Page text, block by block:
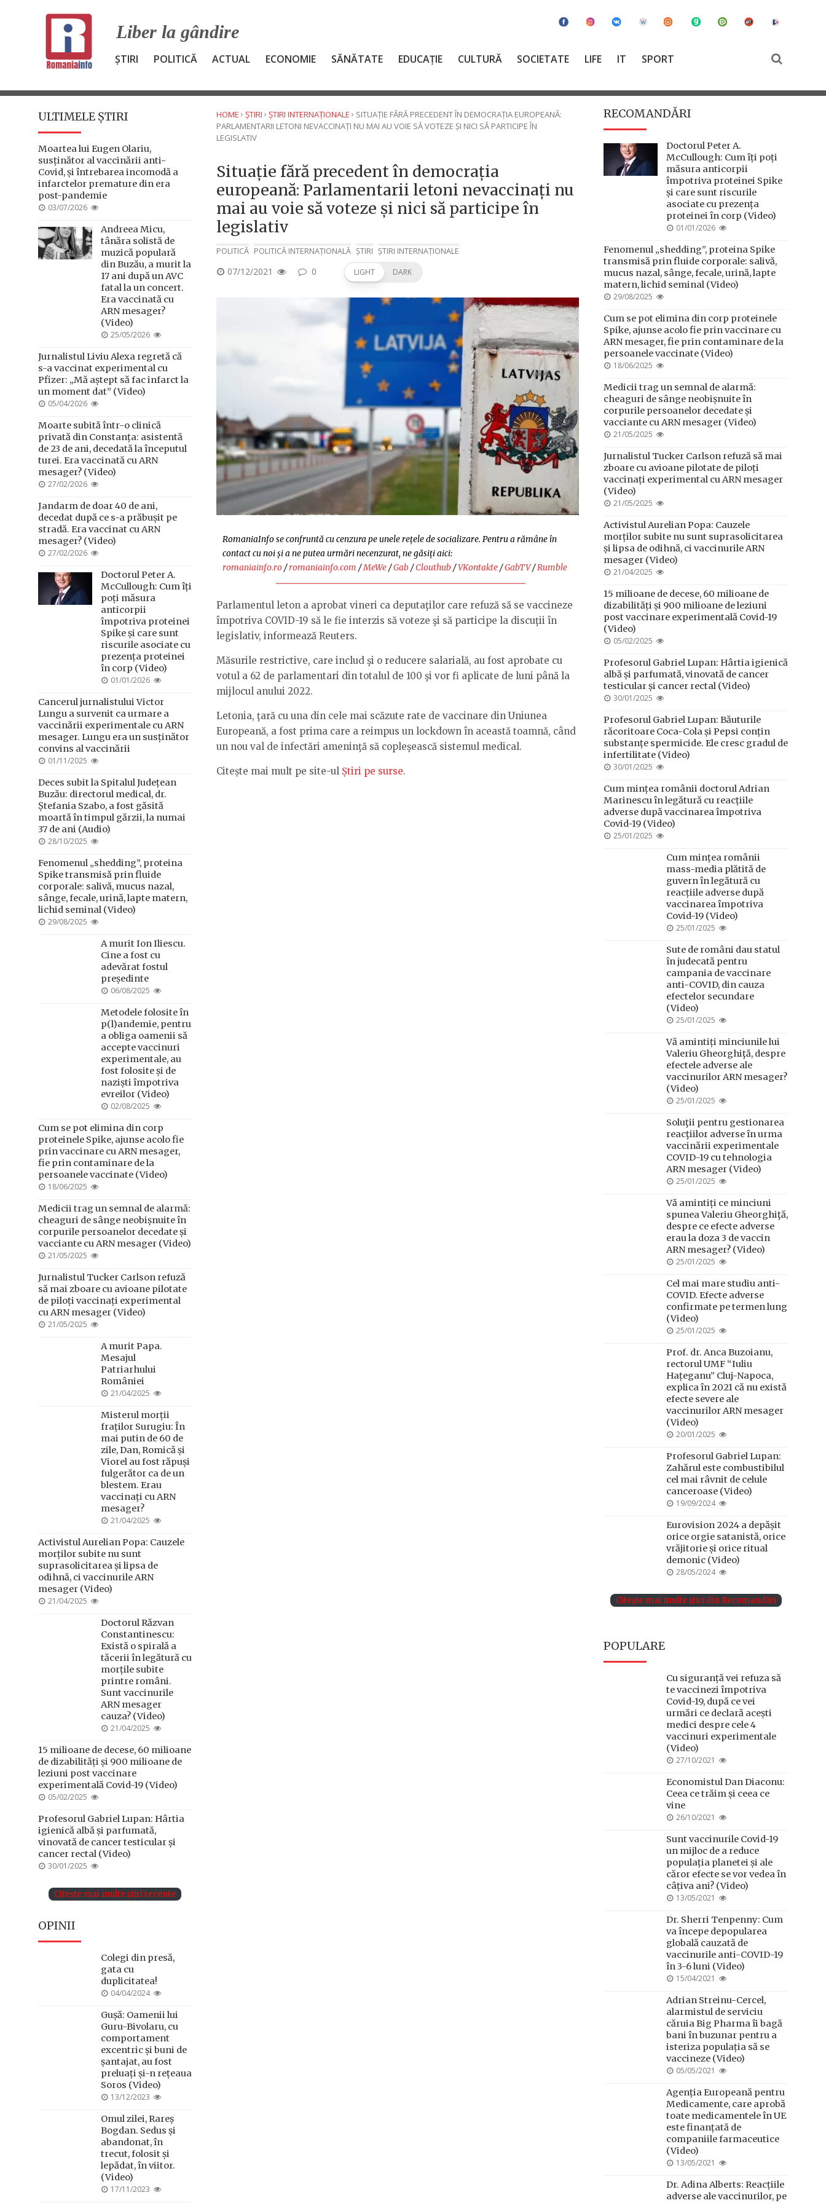
Liber la gândire
ȘTIRI POLITICĂ ACTUAL ECONOMIE SĂNĂTATE EDUCAȚIE CULTURĂ SOCIETATE LIFE IT SPORT
ULTIMELE ȘTIRI
Moartea lui Eugen Olariu,
susținător al vaccinării anti-
Covid, și întrebarea incomodă a
infarctelor premature din era
post-pandemie
POSTED
03/07/2026
Andreea Micu,
tânăra solistă de
muzică populară
din Buzău, a murit la
17 ani după un AVC
fatal la un concert.
Era vaccinată cu
ARN mesager?
(Video)
POSTED
25/05/2026
Jurnalistul Liviu Alexa regretă că
s-a vaccinat experimental cu
Pfizer: „Mă aștept să fac infarct la
un moment dat” (Video)
POSTED
05/04/2026
Moarte subită într-o clinică
privată din Constanța: asistentă
de 23 de ani, decedată la începutul
turei. Era vaccinată cu ARN
mesager? (Video)
POSTED
27/02/2026
Jandarm de doar 40 de ani,
decedat după ce s-a prăbușit pe
stradă. Era vaccinat cu ARN
mesager? (Video)
POSTED
27/02/2026
Doctorul Peter A.
McCullough: Cum îți
poți măsura
anticorpii
împotriva proteinei
Spike și care sunt
riscurile asociate cu
prezența proteinei
în corp (Video)
POSTED
01/01/2026
Cancerul jurnalistului Victor
Lungu a survenit ca urmare a
vaccinării experimentale cu ARN
mesager. Lungu era un susținător
convins al vaccinării
POSTED
01/11/2025
Deces subit la Spitalul Județean
Buzău: directorul medical, dr.
Ștefania Szabo, a fost găsită
moartă în timpul gărzii, la numai
37 de ani (Audio)
POSTED
28/10/2025
Fenomenul „shedding”, proteina
Spike transmisă prin fluide
corporale: salivă, mucus nazal,
sânge, fecale, urină, lapte matern,
lichid seminal (Video)
POSTED
29/08/2025
A murit Ion Iliescu.
Cine a fost cu
adevărat fostul
președinte
POSTED
06/08/2025
Metodele folosite în
p(l)andemie, pentru
a obliga oamenii să
accepte vaccinuri
experimentale, au
fost folosite și de
naziști împotriva
evreilor (Video)
POSTED
02/08/2025
Cum se pot elimina din corp
proteinele Spike, ajunse acolo fie
prin vaccinare cu ARN mesager,
fie prin contaminare de la
persoanele vaccinate (Video)
POSTED
18/06/2025
Medicii trag un semnal de alarmă:
cheaguri de sânge neobișnuite în
corpurile persoanelor decedate și
vacciante cu ARN mesager (Video)
POSTED
21/05/2025
Jurnalistul Tucker Carlson refuză
să mai zboare cu avioane pilotate
de piloți vaccinați experimental
cu ARN mesager (Video)
POSTED
21/05/2025
A murit Papa.
Mesajul
Patriarhului
României
POSTED
21/04/2025
Misterul morții
fraților Surugiu: În
mai putin de 60 de
zile, Dan, Romică și
Viorel au fost răpuși
fulgerător ca de un
blestem. Erau
vaccinați cu ARN
mesager?
POSTED
21/04/2025
Activistul Aurelian Popa: Cauzele
morților subite nu sunt
suprasolicitarea și lipsa de
odihnă, ci vaccinurile ARN
mesager (Video)
POSTED
21/04/2025
Doctorul Răzvan
Constantinescu:
Există o spirală a
tăcerii în legătură cu
morțile subite
printre români.
Sunt vaccinurile
ARN mesager
cauza? (Video)
POSTED
21/04/2025
15 milioane de decese, 60 milioane
de dizabilități și 900 milioane de
leziuni post vaccinare
experimentală Covid-19 (Video)
POSTED
05/02/2025
Profesorul Gabriel Lupan: Hârtia
igienică albă și parfumată,
vinovată de cancer testicular și
cancer rectal (Video)
POSTED
30/01/2025
Citește mai multe știri recente
OPINII
Colegi din presă,
gata cu
duplicitatea!
POSTED
04/04/2024
Gușă: Oamenii lui
Guru-Bivolaru, cu
comportament
excentric și buni de
șantajat, au fost
preluați și-n rețeaua
Soros (Video)
POSTED
13/12/2023
Omul zilei, Rareș
Bogdan. Sedus și
abandonat, în
trecut, folosit și
lepădat, în viitor.
(Video)
POSTED
17/11/2023
HOME › ȘTIRI › ȘTIRI INTERNAȚIONALE › SITUAȚIE FĂRĂ PRECEDENT ÎN DEMOCRAȚIA EUROPEANĂ:
PARLAMENTARII LETONI NEVACCINAȚI NU MAI AU VOIE SĂ VOTEZE ȘI NICI SĂ PARTICIPE ÎN
LEGISLATIV
Situație fără precedent în democrația
europeană: Parlamentarii letoni nevaccinați nu
mai au voie să voteze și nici să participe în
legislativ
POLITICĂ POLITICĂ INTERNAȚIONALĂ ȘTIRI ȘTIRI INTERNAȚIONALE
POSTED
07/12/2021 0 LIGHT DARK
RomaniaInfo se confruntă cu cenzura pe unele rețele de socializare. Pentru a rămâne în
contact cu noi și a ne putea urmări necenzurat, ne găsiți aici:
romaniainfo.ro/romaniainfo.com /MeWe/Gab /Clouthub /VKontakte/GabTV/Rumble
Parlamentul leton a aprobat vineri ca deputaţilor care refuză să se vaccineze
împotriva COVID-19 să le fie interzis să voteze şi să participe la discuţii în
legislativ, informează Reuters.
Măsurile restrictive, care includ şi o reducere salarială, au fost aprobate cu
votul a 62 de parlamentari din totalul de 100 şi vor fi aplicate de luni până la
mijlocul anului 2022.
Letonia, ţară cu una din cele mai scăzute rate de vaccinare din Uniunea
Europeană, a fost prima care a reimpus un lockdown în această toamnă, când
un nou val de infectări ameninţă să copleşească sistemul medical.
Citește mai mult pe site-ul Știri pe surse.
RECOMANDĂRI
Doctorul Peter A.
McCullough: Cum îți poți
măsura anticorpii
împotriva proteinei Spike
și care sunt riscurile
asociate cu prezența
proteinei în corp (Video)
POSTED
01/01/2026
Fenomenul „shedding”, proteina Spike
transmisă prin fluide corporale: salivă,
mucus nazal, sânge, fecale, urină, lapte
matern, lichid seminal (Video)
POSTED
29/08/2025
Cum se pot elimina din corp proteinele
Spike, ajunse acolo fie prin vaccinare cu
ARN mesager, fie prin contaminare de la
persoanele vaccinate (Video)
POSTED
18/06/2025
Medicii trag un semnal de alarmă:
cheaguri de sânge neobișnuite în
corpurile persoanelor decedate și
vacciante cu ARN mesager (Video)
POSTED
21/05/2025
Jurnalistul Tucker Carlson refuză să mai
zboare cu avioane pilotate de piloți
vaccinați experimental cu ARN mesager
(Video)
POSTED
21/05/2025
Activistul Aurelian Popa: Cauzele
morților subite nu sunt suprasolicitarea
și lipsa de odihnă, ci vaccinurile ARN
mesager (Video)
POSTED
21/04/2025
15 milioane de decese, 60 milioane de
dizabilități și 900 milioane de leziuni
post vaccinare experimentală Covid-19
(Video)
POSTED
05/02/2025
Profesorul Gabriel Lupan: Hârtia igienică
albă și parfumată, vinovată de cancer
testicular și cancer rectal (Video)
POSTED
30/01/2025
Profesorul Gabriel Lupan: Băuturile
răcoritoare Coca-Cola și Pepsi conțin
substanțe spermicide. Ele cresc gradul de
infertilitate (Video)
POSTED
30/01/2025
Cum mințea românii doctorul Adrian
Marinescu în legătură cu reacțiile
adverse după vaccinarea împotriva
Covid-19 (Video)
POSTED
25/01/2025
Cum mințea românii
mass-media plătită de
guvern în legătură cu
reacțiile adverse după
vaccinarea împotriva
Covid-19 (Video)
POSTED
25/01/2025
Sute de români dau statul
în judecată pentru
campania de vaccinare
anti-COVID, din cauza
efectelor secundare
(Video)
POSTED
25/01/2025
Vă amintiți minciunile lui
Valeriu Gheorghiţă, despre
efectele adverse ale
vaccinurilor ARN mesager?
(Video)
POSTED
25/01/2025
Soluţii pentru gestionarea
reacţiilor adverse în urma
vaccinării experimentale
COVID-19 cu tehnologia
ARN mesager (Video)
POSTED
25/01/2025
Vă amintiți ce minciuni
spunea Valeriu Gheorghiţă,
despre ce efecte adverse
erau la doza 3 de vaccin
ARN mesager? (Video)
POSTED
25/01/2025
Cel mai mare studiu anti-
COVID. Efecte adverse
confirmate pe termen lung
(Video)
POSTED
25/01/2025
Prof. dr. Anca Buzoianu,
rectorul UMF “Iuliu
Hațeganu” Cluj-Napoca,
explica în 2021 că nu există
efecte severe ale
vaccinurilor ARN mesager
(Video)
POSTED
20/01/2025
Profesorul Gabriel Lupan:
Zahărul este combustibilul
cel mai râvnit de celule
canceroase (Video)
POSTED
19/09/2024
Eurovision 2024 a depășit
orice orgie satanistă, orice
vrăjitorie și orice ritual
demonic (Video)
POSTED
28/05/2024
Citește mai multe știri din Recomandări
POPULARE
Cu siguranță vei refuza să
te vaccinezi împotriva
Covid-19, după ce vei
urmări ce declară acești
medici despre cele 4
vaccinuri experimentale
(Video)
POSTED
27/10/2021
Economistul Dan Diaconu:
Ceea ce trăim și ceea ce
vine
POSTED
26/10/2021
Sunt vaccinurile Covid-19
un mijloc de a reduce
populația planetei și ale
căror efecte se vor vedea în
câțiva ani? (Video)
POSTED
13/05/2021
Dr. Sherri Tenpenny: Cum
va începe depopularea
globală cauzată de
vaccinurile anti-COVID-19
în 3-6 luni (Video)
POSTED
15/04/2021
Adrian Streinu-Cercel,
alarmistul de serviciu
căruia Big Pharma îi bagă
bani în buzunar pentru a
isteriza populația să se
vaccineze (Video)
POSTED
05/05/2021
Agenția Europeană pentru
Medicamente, care aprobă
toate medicamentele în UE
este finanțată de
companiile farmaceutice
(Video)
POSTED
13/05/2021
Dr. Adina Alberts: Reacțiile
adverse ale vaccinurilor, pe